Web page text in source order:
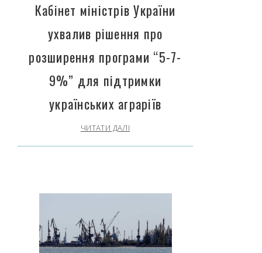
Кабінет міністрів України
ухвалив рішення про
розширення програми “5-7-
9%” для підтримки
українських аграріїв
ЧИТАТИ ДАЛІ